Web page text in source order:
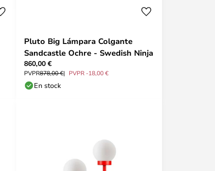
Pluto Big Lámpara Colgante
Sandcastle Ochre - Swedish Ninja
860,00 €
PVPR878,00 € PVPR -18,00 €
En stock